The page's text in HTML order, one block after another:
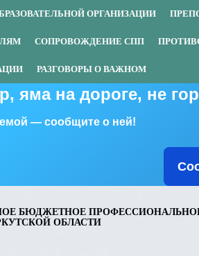
яма на дороге, не
— сообщите о ней!
ОРГАНИЗАЦИИ
СОПРОВОЖДЕНИЕ СПП
РАЗГОВОРЫ О ВАЖНОМ
БЮДЖЕТНОЕ
ОБЛАСТИ